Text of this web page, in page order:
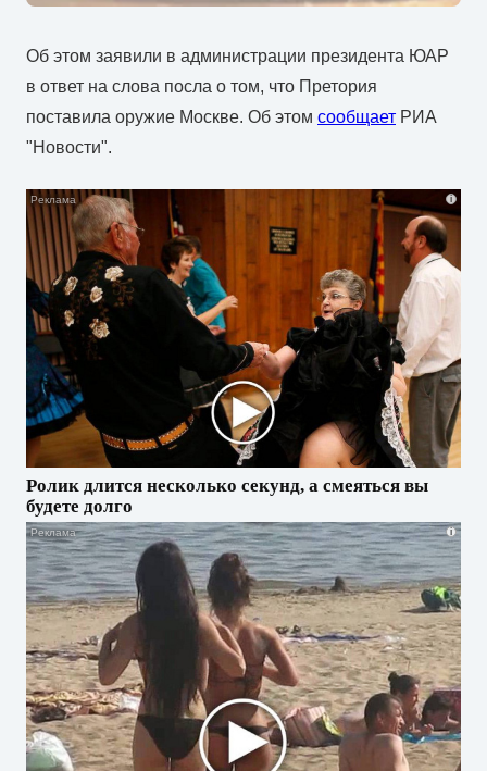
Об этом заявили в администрации президента ЮАР
в ответ на слова посла о том, что Претория
поставила оружие Москве. Об этом сообщает РИА
"Новости".
i
Ролик длится несколько секунд, а смеяться вы
будете долго
i